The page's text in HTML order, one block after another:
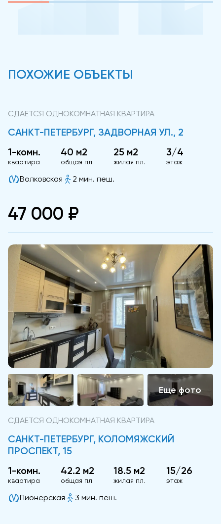
ПОХОЖИЕ ОБЪЕКТЫ
СДАЕТСЯ ОДНОКОМНАТНАЯ КВАРТИРА
САНКТ-ПЕТЕРБУРГ, ЗАДВОРНАЯ УЛ., 2
1-комн.
квартира
40 м2
общая пл.
25 м2
жилая пл.
3/4
этаж
Волковская 2 мин. пеш.
47 000 ₽
СДАЕТСЯ ОДНОКОМНАТНАЯ КВАРТИРА
САНКТ-ПЕТЕРБУРГ, КОЛОМЯЖСКИЙ
ПРОСПЕКТ, 15
1-комн.
квартира
42.2 м2
общая пл.
18.5 м2
жилая пл.
15/26
этаж
Пионерская 3 мин. пеш.